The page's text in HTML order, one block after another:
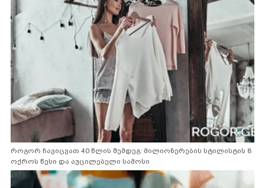
როგორ ჩავიცვათ 40 წლის შემდეგ: მილიონერების სტილისტის 8
ოქროს წესი და აუცილებელი სამოსი